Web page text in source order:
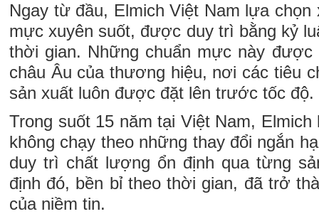
Ngay từ đầu, Elmich Việt Nam lựa
mực xuyên suốt, được duy trì bằng kỷ
thời gian. Những chuẩn mực này
châu Âu của thương hiệu, nơi các tiêu
sản xuất luôn được đặt lên trước tốc độ.
Trong suốt 15 năm tại Việt Nam,
không chạy theo những thay đổi ngắn
duy trì chất lượng ổn định qua từng
định đó, bền bỉ theo thời gian, đã trở
của niềm tin.